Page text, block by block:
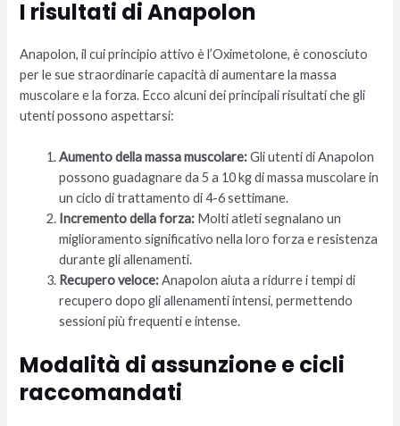
I risultati di Anapolon
Anapolon, il cui principio attivo è l’Oximetolone, è conosciuto
per le sue straordinarie capacità di aumentare la massa
muscolare e la forza. Ecco alcuni dei principali risultati che gli
utenti possono aspettarsi:
Aumento della massa muscolare:Gli utenti di Anapolon
possono guadagnare da 5 a 10 kg di massa muscolare in
un ciclo di trattamento di 4-6 settimane.
Incremento della forza: Molti atleti segnalano un
miglioramento significativo nella loro forza e resistenza
durante gli allenamenti.
Recupero veloce:Anapolon aiuta a ridurre i tempi di
recupero dopo gli allenamenti intensi, permettendo
sessioni più frequenti e intense.
Modalità di assunzione e cicli
raccomandati